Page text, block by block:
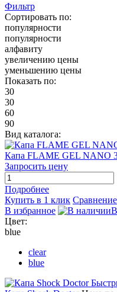
Фильтр
Сортировать по:
популярности
популярности
алфавиту
увеличению цены
уменьшению цены
Показать по:
30
30
60
90
Вид каталога:
Капа FLAME GEL NANO
Запросить цену
Подробнее
Купить в 1 клик Сравнение
В избранное
Цвет:
blue
clear
blue